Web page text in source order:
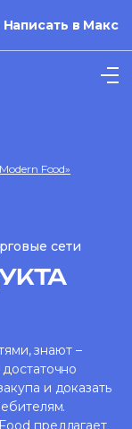
Написать в Макс
Food»
сети
знают –
и доказать
предлагает